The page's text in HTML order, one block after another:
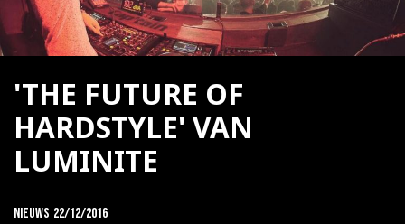
'THE FUTURE OF
HARDSTYLE' VAN
LUMINITE
Nieuws 22/12/2016